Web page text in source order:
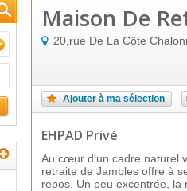
Maison De
20,rue De La Côte
Ajouter à ma sélection
EHPAD Privé
Au cœur d'un cadre naturel
retraite de Jambles offre à
repos. Un peu excentrée, la